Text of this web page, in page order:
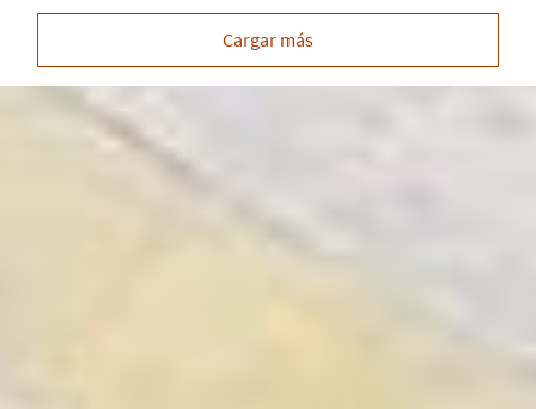
Cargar más